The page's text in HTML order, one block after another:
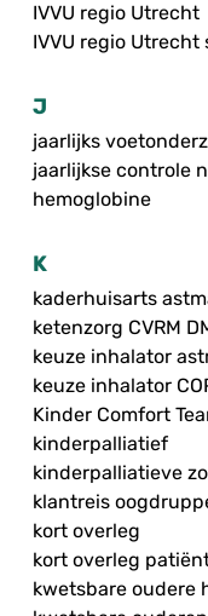
IVVU regio Utrecht
IVVU regio Utrecht
J
jaarlijks
jaarlijkse controle
hemoglobine
K
kaderhuisarts
ketenzorg CVRM
keuze inhalator
keuze inhalator
Kinder Comfort
kinderpalliatief
kinderpalliatieve
klantreis
kort overleg
kort overleg
kwetsbare oudere